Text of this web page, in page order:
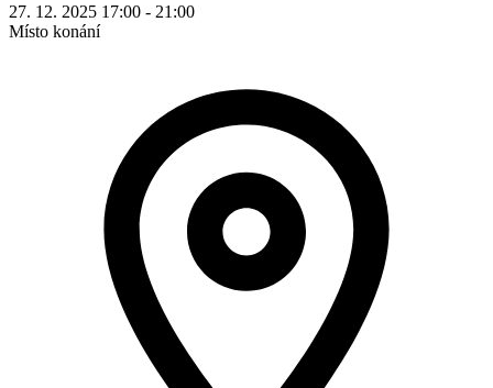
27. 12. 2025 17:00 - 21:00
Místo konání